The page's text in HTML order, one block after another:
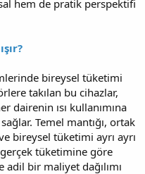
hem de pratik perspektifi
bireysel tüketimi
takılan bu cihazlar,
dairenin ısı kullanımına
Temel mantığı, ortak
bireysel tüketimi ayrı ayrı
tüketimine göre
bir maliyet dağılımı